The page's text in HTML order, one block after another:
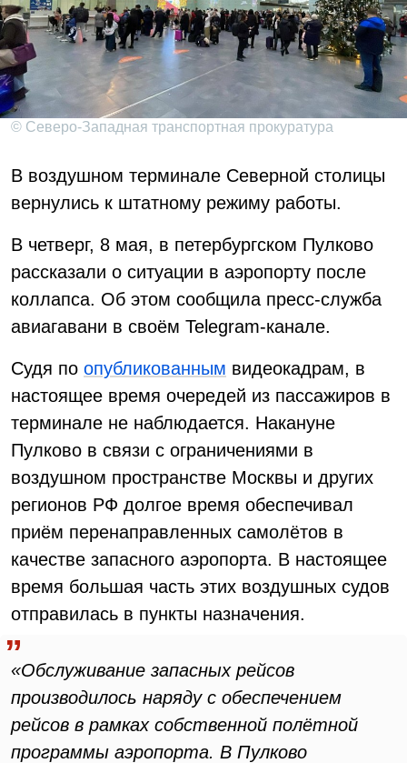
© Северо-Западная транспортная прокуратура
В воздушном терминале Северной столицы
вернулись к штатному режиму работы.
В четверг, 8 мая, в петербургском Пулково
рассказали о ситуации в аэропорту после
коллапса. Об этом сообщила пресс-служба
авиагавани в своём Telegram-канале.
Судя по опубликованным видеокадрам, в
настоящее время очередей из пассажиров в
терминале не наблюдается. Накануне
Пулково в связи с ограничениями в
воздушном пространстве Москвы и других
регионов РФ долгое время обеспечивал
приём перенаправленных самолётов в
качестве запасного аэропорта. В настоящее
время большая часть этих воздушных судов
отправилась в пункты назначения.
«Обслуживание запасных рейсов
производилось наряду с обеспечением
рейсов в рамках собственной полётной
программы аэропорта. В Пулково